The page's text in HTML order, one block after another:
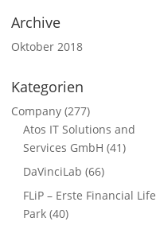
Archive
Oktober 2018
Kategorien
Company (277)
Atos IT Solutions and
Services GmbH (41)
DaVinciLab (66)
FLiP – Erste Financial Life
Park (40)